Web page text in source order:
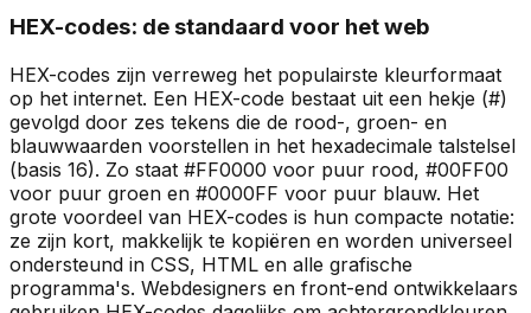
HEX-codes: de standaard voor het web
HEX-codes zijn verreweg het populairste kleurformaat
op het internet. Een HEX-code bestaat uit een hekje (#)
gevolgd door zes tekens die de rood-, groen- en
blauwwaarden voorstellen in het hexadecimale talstelsel
(basis 16). Zo staat #FF0000 voor puur rood, #00FF00
voor puur groen en #0000FF voor puur blauw. Het
grote voordeel van HEX-codes is hun compacte notatie:
ze zijn kort, makkelijk te kopiëren en worden universeel
ondersteund in CSS, HTML en alle grafische
programma's. Webdesigners en front-end ontwikkelaars